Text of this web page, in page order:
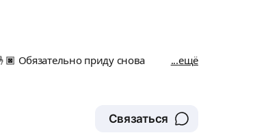
Обязательно приду снова ещё
Связаться